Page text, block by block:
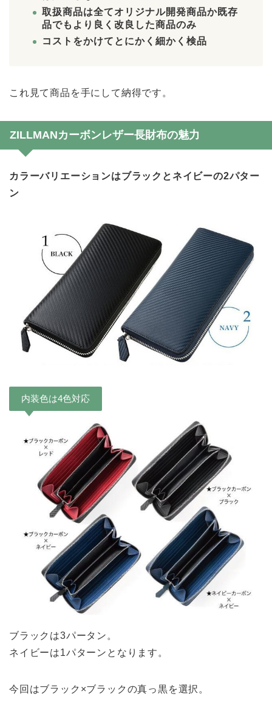
取扱商品は全てオリジナル開発商品か既存
品でもより良く改良した商品のみ
コストをかけてとにかく細かく検品
これ見て商品を手にして納得です。
ZILLMANカーボンレザー長財布の魅力
カラーバリエーションはブラックとネイビーの2パター
ン
内装色は4色対応
ブラックは3パータン。
ネイビーは1パターンとなります。
今回はブラック×ブラックの真っ黒を選択。